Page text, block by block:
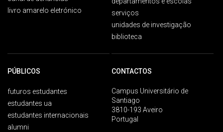
livro amarelo eletrónico
serviços
unidades de investigação
biblioteca
PÚBLICOS
futuros estudantes
estudantes ua
estudantes internacionais
alumni
CONTACTOS
Campus Universitário de
Santiago
3810-193 Aveiro
Portugal